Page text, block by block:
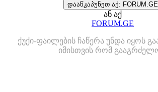
დააწკაპუნეთ აქ: FORUM.GE
ან აქ
FORUM.GE
ქუქი-ფაილების ჩაწერა უნდა იყოს
იმისთვის რომ